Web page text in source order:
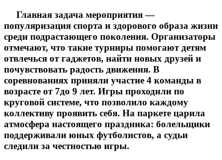
Главная задача мероприятия —
популяризация спорта и здорового образа жизни
среди подрастающего поколения. Организаторы
отмечают, что такие турниры помогают детям
отвлечься от гаджетов, найти новых друзей и
почувствовать радость движения. В
соревнованиях приняли участие 4 команды в
возрасте от 7до 9 лет. Игры проходили по
круговой системе, что позволило каждому
коллективу проявить себя. На паркете царила
атмосфера настоящего праздника: болельщики
поддерживали юных футболистов, а судьи
следили за честностью игры.